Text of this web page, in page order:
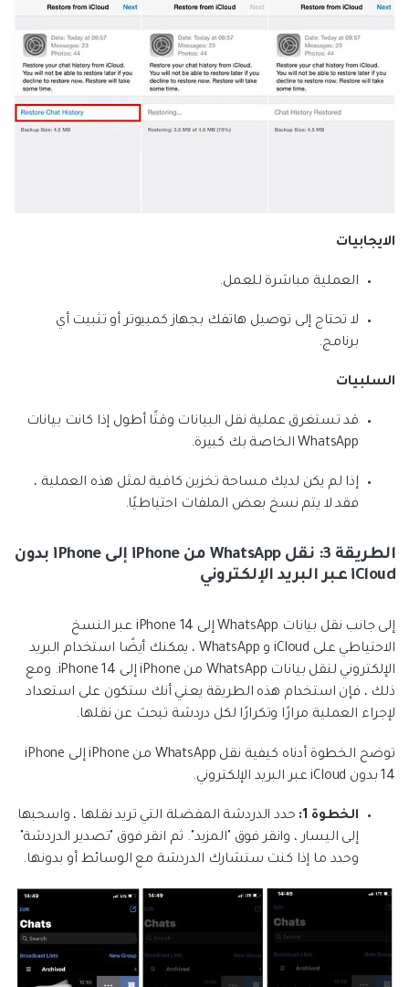
الايجابيات
العملية مباشرة للعمل.
لا تحتاج إلى توصيل هاتفك بجهاز كمبيوتر أو تثبيت أي
برنامج.
السلبيات
قد تستغرق عملية نقل البيانات وقتًا أطول إذا كانت بيانات
WhatsApp الخاصة بك كبيرة.
إذا لم يكن لديك مساحة تخزين كافية لمثل هذه العملية ،
فقد لا يتم نسخ بعض الملفات احتياطيًا.
الطريقة 3: نقل WhatsApp من iPhone إلى iPhone بدون
iCloud عبر البريد الإلكتروني
إلى جانب نقل بيانات WhatsApp إلى iPhone 14 عبر النسخ
الاحتياطي على iCloud و WhatsApp ، يمكنك أيضًا استخدام البريد
الإلكتروني لنقل بيانات WhatsApp من iPhone إلى iPhone 14. ومع
ذلك ، فإن استخدام هذه الطريقة يعني أنك ستكون على استعداد
لإجراء العملية مرارًا وتكرارًا لكل دردشة تبحث عن نقلها.
توضح الخطوة أدناه كيفية نقل WhatsApp من iPhone إلى iPhone
14 بدون iCloud عبر البريد الإلكتروني.
الخطوة 1:
حدد الدردشة المفضلة التي تريد نقلها ، واسحبها
إلى اليسار ، وانقر فوق "المزيد". ثم انقر فوق "تصدير الدردشة"
وحدد ما إذا كنت ستشارك الدردشة مع الوسائط أو بدونها.